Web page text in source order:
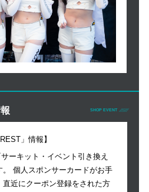
SHOP EVENT
」情報】
ーキット・イベント引き換え
個人スポンサーカードがお手
近にクーポン登録をされた方